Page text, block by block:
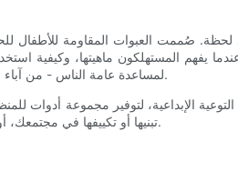
صُممت العبوات المقاومة للأطفال
يفهم المستهلكون ماهيتها، وكيفية
لمساعدة عامة الناس - من آباء ومقدمي رعاية وأجداد ومختصين - على التعرف على العبوات المقاومة للأطفال، واستخدامها، وصيانتها بفعالية.
الإبداعية، لتوفير مجموعة أدوات
تبنيها أو تكييفها في مجتمعك، أو مكان عملك، أو منزلك، لجعل الدور الوقائي للعبوات المقاومة للأطفال أكثر وضوحًا واستخدامًا بشكل منتظم.